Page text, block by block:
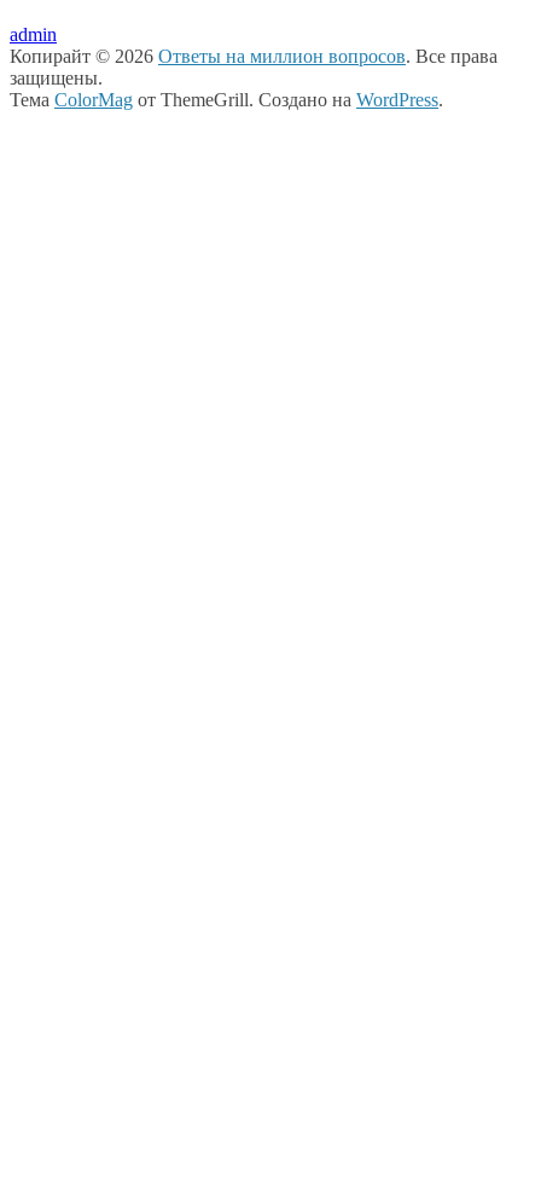
admin
Копирайт © 2026 Ответы на миллион вопросов. Все права
защищены.
Тема ColorMag от ThemeGrill. Создано на WordPress.